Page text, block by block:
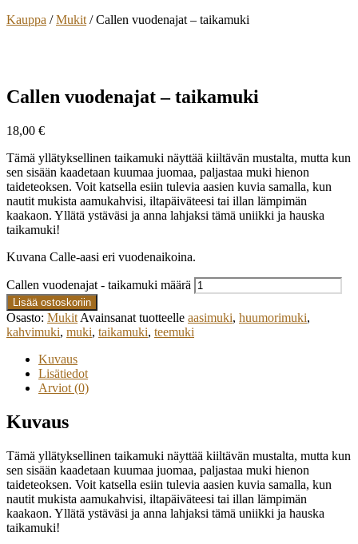
Kauppa /Mukit / Callen vuodenajat – taikamuki
Callen vuodenajat – taikamuki
18,00 €
Tämä yllätyksellinen taikamuki näyttää kiiltävän mustalta, mutta kun
sen sisään kaadetaan kuumaa juomaa, paljastaa muki hienon
taideteoksen. Voit katsella esiin tulevia aasien kuvia samalla, kun
nautit mukista aamukahvisi, iltapäiväteesi tai illan lämpimän
kaakaon. Yllätä ystäväsi ja anna lahjaksi tämä uniikki ja hauska
taikamuki!
Kuvana Calle-aasi eri vuodenaikoina.
Callen vuodenajat - taikamuki määrä
Lisää ostoskoriin
Osasto: Mukit Avainsanat tuotteelle aasimuki, huumorimuki,
kahvimuki, muki, taikamuki, teemuki
Kuvaus
Lisätiedot
Arviot (0)
Kuvaus
Tämä yllätyksellinen taikamuki näyttää kiiltävän mustalta, mutta kun
sen sisään kaadetaan kuumaa juomaa, paljastaa muki hienon
taideteoksen. Voit katsella esiin tulevia aasien kuvia samalla, kun
nautit mukista aamukahvisi, iltapäiväteesi tai illan lämpimän
kaakaon. Yllätä ystäväsi ja anna lahjaksi tämä uniikki ja hauska
taikamuki!